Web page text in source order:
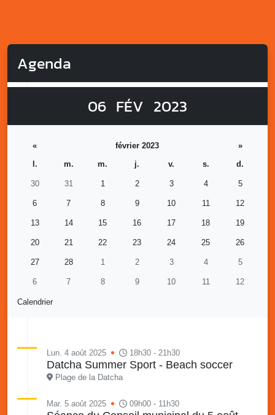
Agenda
06 FÉV 2023
Calendrier
« février 2023
»
l.
m. m. j. v. s. d.
30 31 1 2 3 4 5
6 7 8 9 10 11 12
13 14 15 16 17 18 19
20 21 22 23 24 25 26
27 28 1 2 3 4 5
6 7 8 9 10 11 12
Lun. 4 août 2025 18h30 - 21h30
Datcha Summer Sport - Beach soccer
Plage de la Datcha
Mar. 5 août 2025 09h00 - 11h30